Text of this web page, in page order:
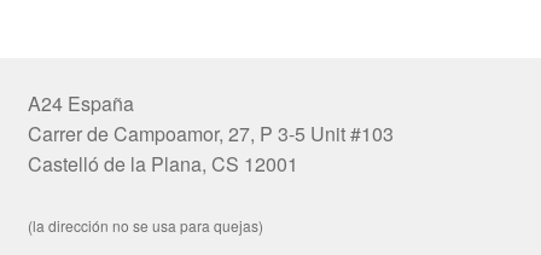
A24 España
Carrer de Campoamor, 27, P 3-5 Unit #103
Castelló de la Plana, CS 12001
(la dirección no se usa para quejas)